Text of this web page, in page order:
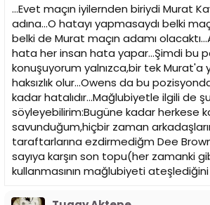
...Evet maçın iyilernden biriydi Murat
adına...O hatayı yapmasaydı belki
belki de Murat maçın adamı
hata her insan hata yapar...Şimdi bu
konuşuyorum yalnızca,bir tek Murat'a
haksızlık olur...Owens da bu
kadar hatalıdır...Mağlubiyetle ilgili de
söyleyebilirim:Bugüne kadar herkese
savunduğum,hiçbir zaman
taraftarlarına ezdirmediğm Dee
sayıya karşın son topu(her zamanki
kullanmasının mağlubiyeti